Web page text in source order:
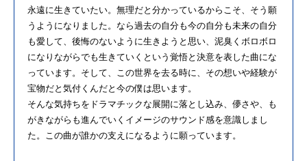
永遠に⽣きていたい。無理だと分かっているからこそ、そう願
うようになりました。なら過去の⾃分も今の⾃分も未来の⾃分
も愛して、後悔のないように⽣きようと思い、泥臭くボロボロ
になりながらでも⽣きていくという覚悟と決意を表した曲にな
っています。そして、この世界を去る時に、その想いや経験が
宝物だと気付くんだと今の僕は思います。
そんな気持ちをドラマチックな展開に落とし込み、儚さや、も
がきながらも進んでいくイメージのサウンド感を意識しまし
た。この曲が誰かの⽀えになるように願っています。